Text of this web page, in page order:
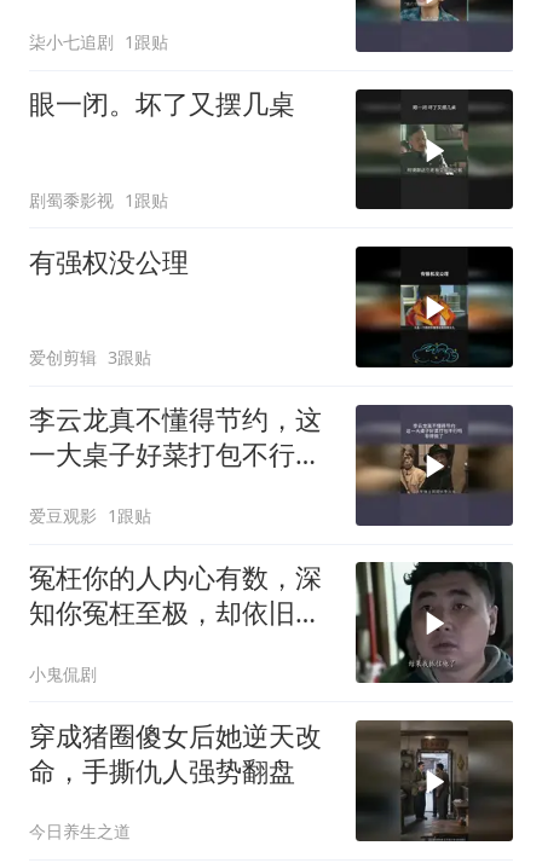
柒小七追剧 1跟贴
眼一闭。坏了又摆几桌
剧蜀黍影视 1跟贴
有强权没公理
爱创剪辑 3跟贴
李云龙真不懂得节约，这
一大桌子好菜打包不行
爱豆观影 1跟贴
冤枉你的人内心有数，深
知你冤枉至极，却依旧选
小鬼侃剧
穿成猪圈傻女后她逆天改
命，手撕仇人强势翻盘
今日养生之道